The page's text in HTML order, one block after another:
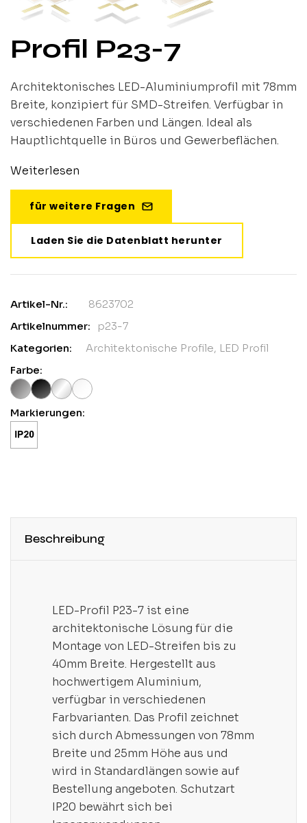
Profil P23-7
Architektonisches LED-Aluminiumprofil mit 78mm
Breite, konzipiert für SMD-Streifen. Verfügbar in
verschiedenen Farben und Längen. Ideal als
Hauptlichtquelle in Büros und Gewerbeflächen.
Weiterlesen
für weitere Fragen
Laden Sie die Datenblatt herunter
Artikel-Nr.:
8623702
Artikelnummer:
p23-7
Kategorien:
Architektonische Profile, LED Profil
Farbe:
Markierungen:
Beschreibung
LED-Profil P23-7 ist eine
architektonische Lösung für die
Montage von LED-Streifen bis zu
40mm Breite. Hergestellt aus
hochwertigem Aluminium,
verfügbar in verschiedenen
Farbvarianten. Das Profil zeichnet
sich durch Abmessungen von 78mm
Breite und 25mm Höhe aus und
wird in Standardlängen sowie auf
Bestellung angeboten. Schutzart
IP20 bewährt sich bei